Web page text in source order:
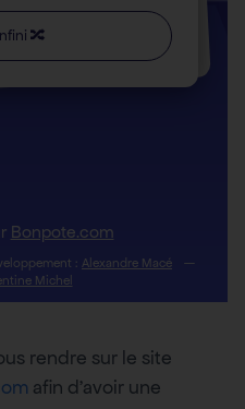
rendre sur le site
afin d’avoir une